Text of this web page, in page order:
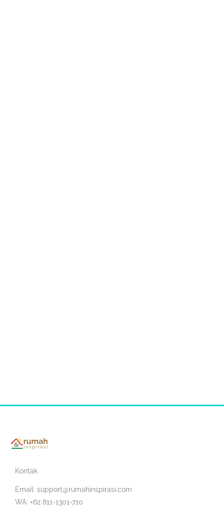
Kontak
Email: support@rumahinspirasi.com
WA: +62 811-1301-710